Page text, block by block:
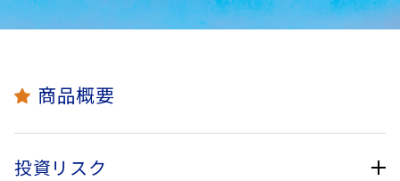
商品概要
投資リスク